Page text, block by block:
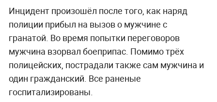
Инцидент произошёл после того, как наряд
полиции прибыл на вызов о мужчине с
гранатой. Во время попытки переговоров
мужчина взорвал боеприпас. Помимо трёх
полицейских, пострадали также сам мужчина и
один гражданский. Все раненые
госпитализированы.